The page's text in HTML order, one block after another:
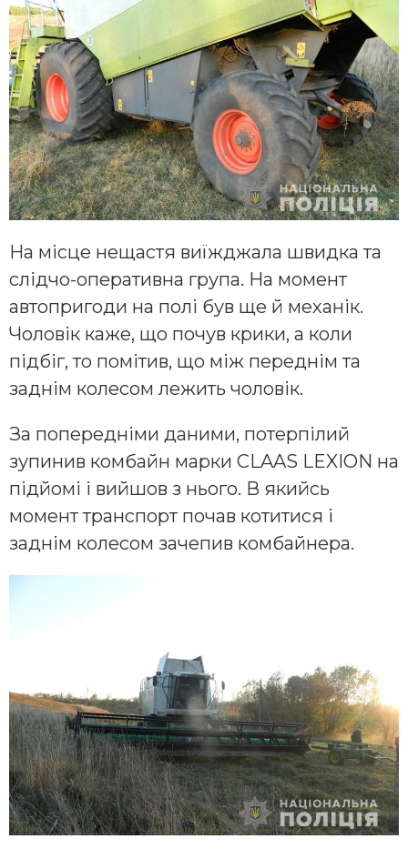
На місце нещастя виїжджала швидка та
слідчо-оперативна група. На момент
автопригоди на полі був ще й механік.
Чоловік каже, що почув крики, а коли
підбіг, то помітив, що між переднім та
заднім колесом лежить чоловік.
За попередніми даними, потерпілий
зупинив комбайн марки CLAAS LEXION на
підйомі і вийшов з нього. В якийсь
момент транспорт почав котитися і
заднім колесом зачепив комбайнера.